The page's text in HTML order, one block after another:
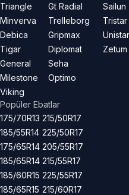
Triangle
Minverva
Debica
Tigar
General
Milestone
Viking
Gt Radial
Trelleborg
Gripmax
Diplomat
Seha
Optimo
Sailun
Tristar
Unistar
Zetum
Popüler Ebatlar
175/70R13
185/55R14
175/65R14
185/65R14
185/60R15
185/65R15
215/50R17
225/50R17
205/55R17
215/55R17
225/55R17
215/60R17